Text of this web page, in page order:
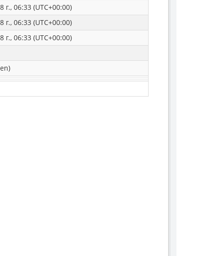
г., 06:33 (UTC+00:00)
г., 06:33 (UTC+00:00)
г., 06:33 (UTC+00:00)